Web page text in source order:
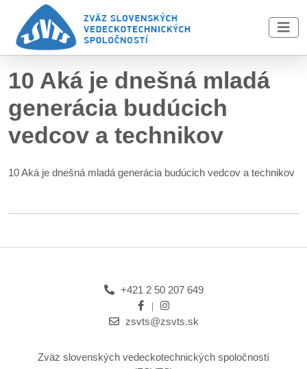
Skip to main content
10 Aká je dnešná mladá
generácia budúcich
vedcov a technikov
10 Aká je dnešná mladá generácia budúcich vedcov a technikov
+421 2 50 207 649
zsvts@zsvts.sk
Zväz slovenských vedeckotechnických spoločností